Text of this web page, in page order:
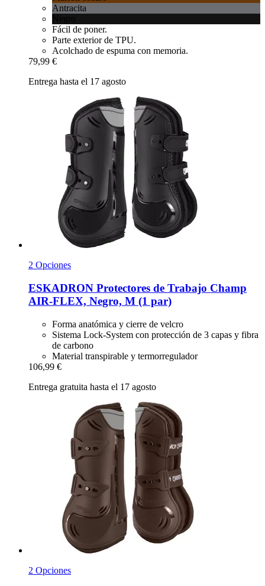
Antracita
Fácil de poner.
Parte exterior de TPU.
Acolchado de espuma con memoria.
79,99 €
Entrega hasta el 17 agosto
2 Opciones
ESKADRON Protectores de Trabajo Champ
AIR-​FLEX, Negro, M (1 par)
Forma anatómica y cierre de velcro
Sistema Lock-System con protección de 3 capas y fibra
de carbono
Material transpirable y termorregulador
106,99 €
Entrega gratuita hasta el 17 agosto
2 Opciones